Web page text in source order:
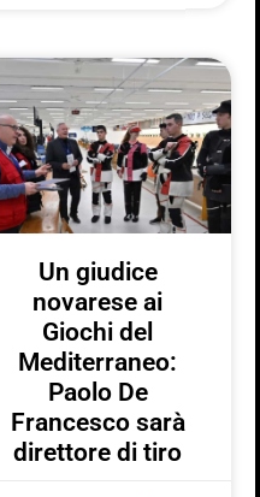
Un giudice
novarese ai
Giochi del
Mediterraneo:
Paolo De
Francesco sarà
direttore di tiro